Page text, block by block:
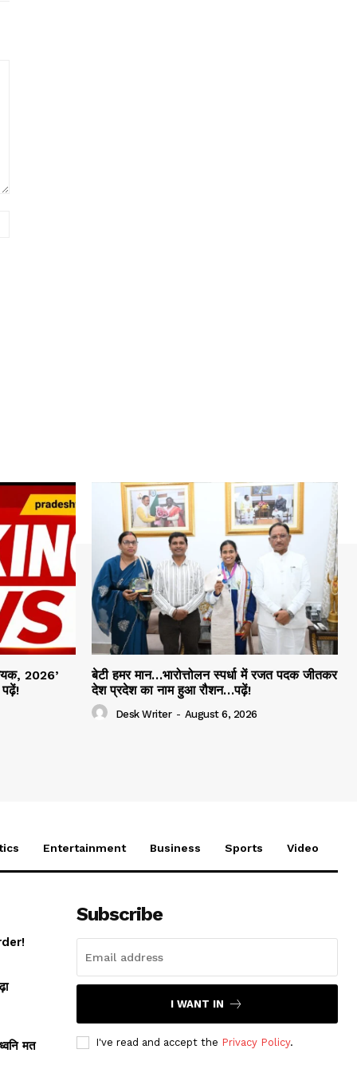
2026’
पढ़ें!
बेटी हमर मान…भारोत्तोलन स्पर्धा में रजत पदक जीतकर
देश प्रदेश का नाम हुआ रौशन…पढ़ें!
Desk Writer - August 6, 2026
Entertainment Business Sports Video
मत
Subscribe
I WANT IN
I've read and accept the Privacy Policy.